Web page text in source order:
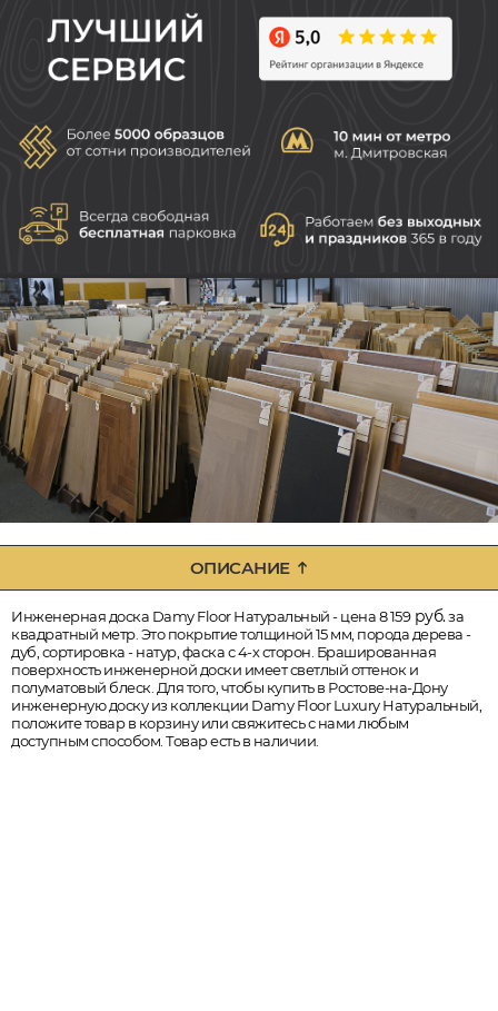
ОПИСАНИЕ
Инженерная доска Damy Floor Натуральный - цена 8 159руб.за
квадратный метр. Это покрытие толщиной 15 мм, порода дерева -
дуб, сортировка - натур, фаска с 4-х сторон. Брашированная
поверхность инженерной доски имеет светлый оттенок и
полуматовый блеск. Для того, чтобы купить в Ростове-на-Дону
инженерную доску из коллекции Damy Floor Luxury Натуральный,
положите товар в корзину или свяжитесь с нами любым
доступным способом. Товар есть в наличии.